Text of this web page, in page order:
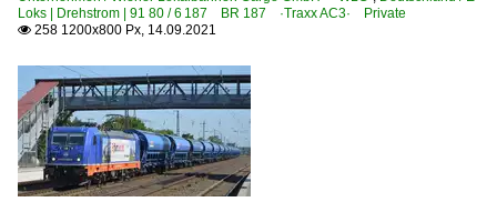
Loks | Drehstrom | 91 80 / 6 187 BR 187 ·Traxx AC3· Private
 258 1200x800 Px, 14.09.2021